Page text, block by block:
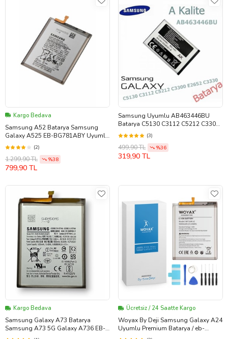
Kargo Bedava
Samsung A52 Batarya Samsung
Galaxy A525 EB-BG781ABY Uyumlu
Batarya
(2)
1.299,90 TL %38
799,90 TL
Samsung Uyumlu AB463446BU
Batarya C5130 C3112 C5212 C3300
E2652 C3330 Uyumlu A Kalite Pil
(3)
499,90 TL %36
319,90 TL
Kargo Bedava
Samsung Galaxy A73 Batarya
Samsung A73 5G Galaxy A736 EB-
BA526ABY Uyumlu Batarya
Ücretsiz / 24 Saatte Kargo
Woyax By Deji Samsung Galaxy A24
Uyumlu Premium Batarya / eb-
ba245aby